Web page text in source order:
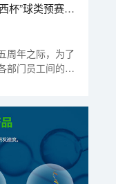
杯”球类预赛火
周年之际，为了
部门员工间的交